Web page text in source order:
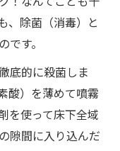
、除菌（消毒）と
す。
底的に殺菌しま
酸）を薄めて噴霧
を使って床下全域
隙間に入り込んだ